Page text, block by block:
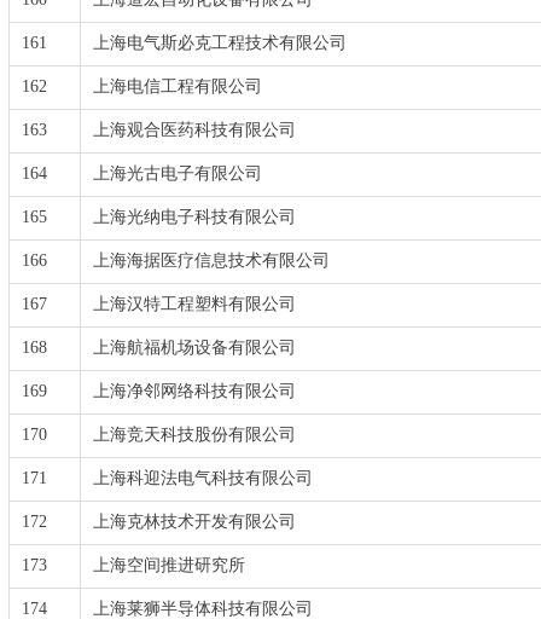
161 上海电气斯必克工程技术有限公司
162 上海电信工程有限公司
163 上海观合医药科技有限公司
164 上海光古电子有限公司
165 上海光纳电子科技有限公司
166 上海海据医疗信息技术有限公司
167 上海汉特工程塑料有限公司
168 上海航福机场设备有限公司
169 上海净邻网络科技有限公司
170 上海竞天科技股份有限公司
171 上海科迎法电气科技有限公司
172 上海克林技术开发有限公司
173 上海空间推进研究所
174 上海莱狮半导体科技有限公司